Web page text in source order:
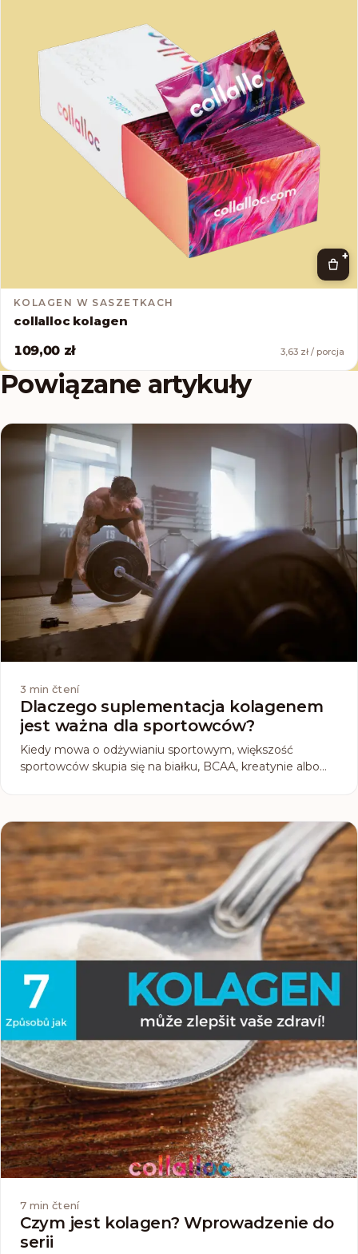
+
KOLAGEN W SASZETKACH
collalloc kolagen
109,00 zł
3,63 zł / porcja
Powiązane artykuły
3 min čtení
Dlaczego suplementacja kolagenem
jest ważna dla sportowców?
Kiedy mowa o odżywianiu sportowym, większość
sportowców skupia się na białku, BCAA, kreatynie albo
zdrowej skóry i włosów, lecz przede wszystkim wsparcia
mięśni, stawów i ścięgien, czyli tych części ciała, które
każdy sportowiec obciąża do maksimum.
7 min čtení
Czym jest kolagen? Wprowadzenie do
serii